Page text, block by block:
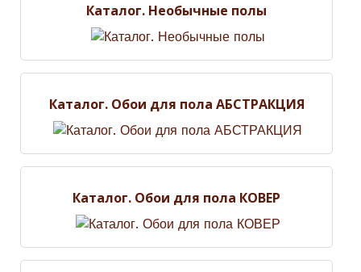
Каталог. Необычные полы
Каталог. Обои для пола АБСТРАКЦИЯ
Каталог. Обои для пола КОВЕР